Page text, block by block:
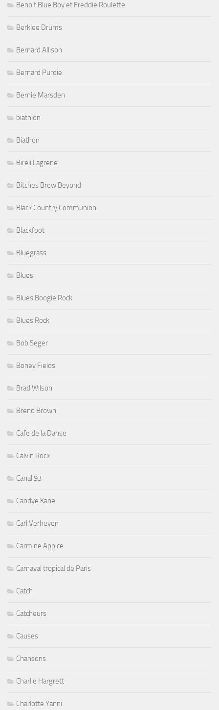
Benoit Blue Boy et Freddie Roulette
Berklee Drums
Bernard Allison
Bernard Purdie
Bernie Marsden
biathlon
Biathon
Bireli Lagrene
Bitches Brew Beyond
Black Country Communion
Blackfoot
Bluegrass
Blues
Blues Boogie Rock
Blues Rock
Bob Seger
Boney Fields
Brad Wilson
Breno Brown
Cafe de la Danse
Calvin Rock
Canal 93
Candye Kane
Carl Verheyen
Carmine Appice
Carnaval tropical de Paris
Catch
Catcheurs
Causes
Chansons
Charlie Hargrett
Charlotte Yanni